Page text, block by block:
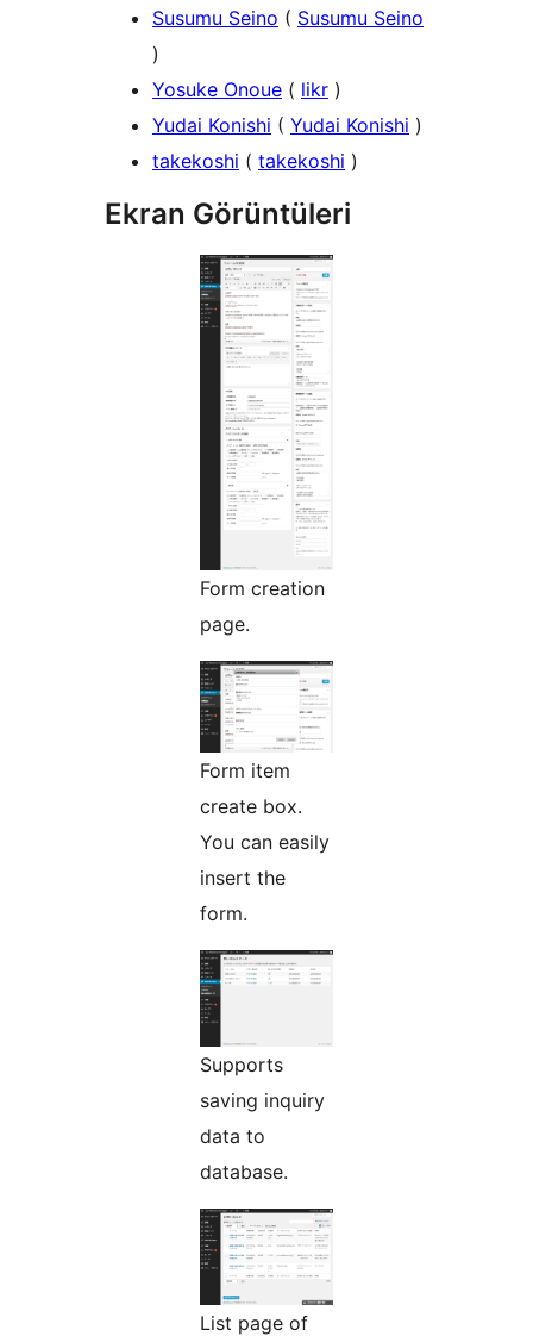
Susumu Seino ( Susumu Seino
)
Yosuke Onoue ( likr )
Yudai Konishi ( Yudai Konishi )
takekoshi ( takekoshi )
Ekran Görüntüleri
Form creation
page.
Form item
create box.
You can easily
insert the
form.
Supports
saving inquiry
data to
database.
List page of